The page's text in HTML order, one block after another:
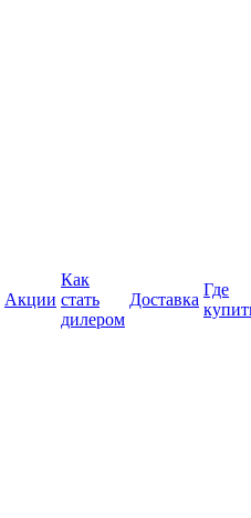
Акции
Как
стать
дилером
Доставка
Где